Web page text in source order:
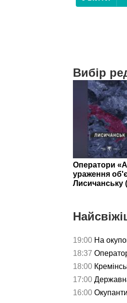
Вибір
Оператори
ураження
Лисичанську
19:00 На
18:37
18:00
17:00
16:00